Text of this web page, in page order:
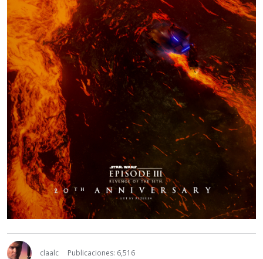
claalc
Publicaciones: 6,516